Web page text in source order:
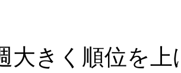
きく順位を上